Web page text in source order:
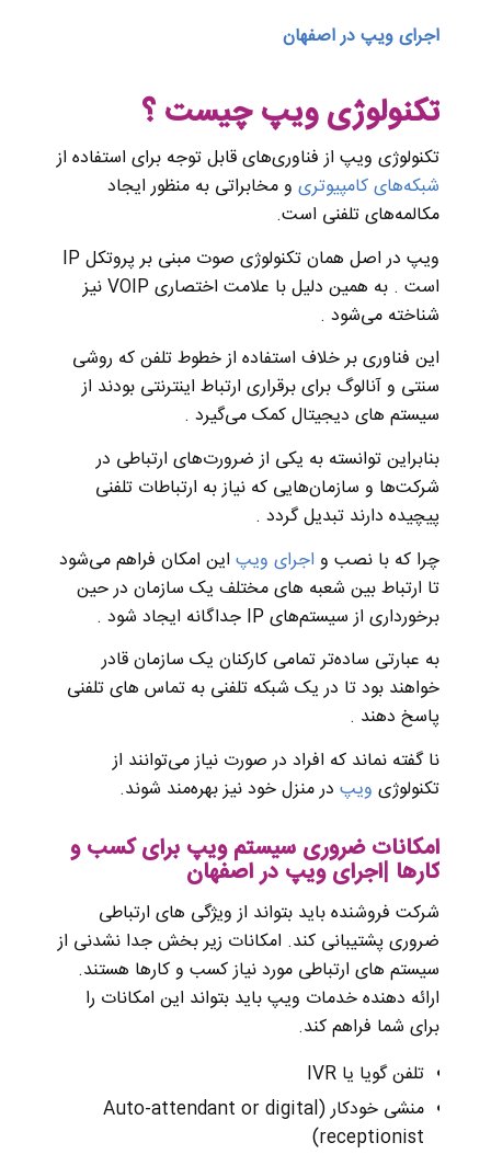
اجرای ویپ در اصفهان
تکنولوژی ویپ چیست ؟
تکنولوژی ویپ از فناوری‌های قابل توجه برای استفاده از
شبکه‌های کامپیوتری و مخابراتی به منظور ایجاد
مکالمه‌های تلفنی است.
ویپ در اصل همان تکنولوژی صوت مبنی بر پروتکل IP
است . به همین دلیل با علامت اختصاری VOIP نیز
شناخته می‌شود .
این فناوری بر خلاف استفاده از خطوط تلفن که روشی
سنتی و آنالوگ برای برقراری ارتباط اینترنتی بودند از
سیستم‌ های دیجیتال کمک می‌گیرد .
بنابراین توانسته به یکی از ضرورت‌های ارتباطی در
شرکت‌ها و سازمان‌هایی که نیاز به ارتباطات تلفنی
پیچیده دارند تبدیل گردد .
چرا که با نصب و اجرای ویپ این امکان فراهم می‌شود
تا ارتباط بین شعبه ‌های مختلف یک سازمان در حین
برخورداری از سیستم‌های IP جداگانه ایجاد شود .
به عبارتی ساده‌تر تمامی کارکنان یک سازمان قادر
خواهند بود تا در یک شبکه تلفنی به تماس‌ های تلفنی
پاسخ دهند .
نا گفته نماند که افراد در صورت نیاز می‌توانند از
تکنولوژی ویپ در منزل خود نیز بهره‌مند شوند.
امکانات ضروری سیستم ویپ برای کسب و
کارها |اجرای ویپ در اصفهان
شرکت فروشنده باید بتواند از ویژگی های ارتباطی
ضروری پشتیبانی کند. امکانات زیر بخش جدا نشدنی از
سیستم های ارتباطی مورد نیاز کسب و کارها هستند.
ارائه دهنده خدمات ویپ باید بتواند این امکانات را
برای شما فراهم کند.
تلفن گویا یا IVR
منشی خودکار (Auto-attendant or digital
receptionist)